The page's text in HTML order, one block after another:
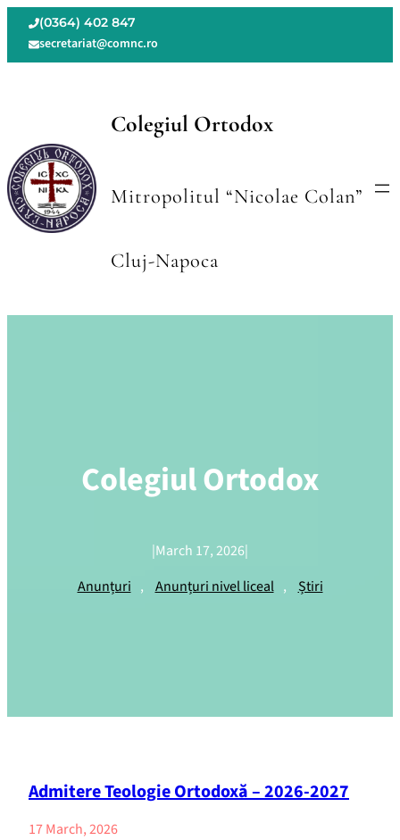
content
(0364) 402 847
secretariat@comnc.ro
Colegiul Ortodox
Mitropolitul “Nicolae Colan”
Cluj-Napoca
Colegiul Ortodox
|March 17, 2026|
Anunțuri , Anunțuri nivel liceal , Știri
Admitere Teologie Ortodoxă – 2026-2027
17 March, 2026